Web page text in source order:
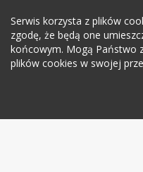
Serwis korzysta z plików
zgodę, że będą one
końcowym. Mogą Państwo
plików cookies w swojej